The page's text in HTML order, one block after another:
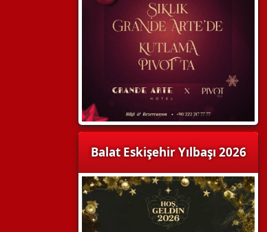
Balat Eskişehir Yılbaşı 2026